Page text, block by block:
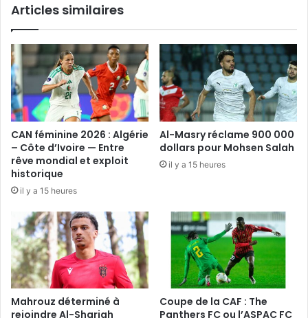
Articles similaires
CAN féminine 2026 : Algérie
– Côte d’Ivoire — Entre
rêve mondial et exploit
historique
il y a 15 heures
Al-Masry réclame 900 000
dollars pour Mohsen Salah
il y a 15 heures
Mahrouz déterminé à
rejoindre Al-Sharjah
Coupe de la CAF : The
Panthers FC ou l’ASPAC FC